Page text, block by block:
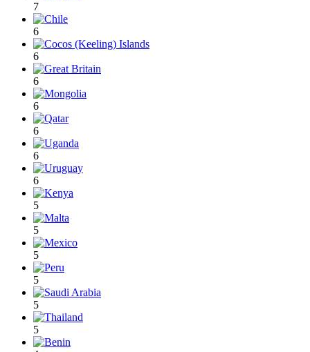
7
6
6
6
6
6
6
6
5
5
5
5
5
5